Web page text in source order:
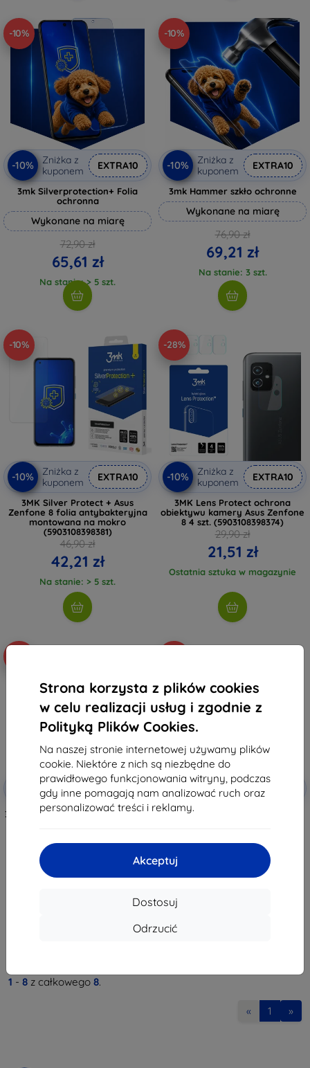
Strona korzysta z plików cookies
w celu realizacji usług i zgodnie z
Polityką Plików Cookies.
Na naszej stronie internetowej używamy plików
cookie. Niektóre z nich są niezbędne do
prawidłowego funkcjonowania witryny, podczas
gdy inne pomagają nam analizować ruch oraz
personalizować treści i reklamy.
Akceptuj
Dostosuj
Odrzucić
-10%
-10%
Zniżka z
kuponem
EXTRA10
3mk Silverprotection+ Folia
ochronna
Wykonane na miarę
72,90 zł
65,61 zł
Na stanie: > 5 szt.
-10%
-10%
Zniżka z
kuponem
EXTRA10
3mk Hammer szkło ochronne
Wykonane na miarę
76,90 zł
69,21 zł
Na stanie: 3 szt.
-10%
-10%
Zniżka z
kuponem
EXTRA10
3MK Silver Protect + Asus
Zenfone 8 folia antybakteryjna
montowana na mokro
(5903108398381)
46,90 zł
42,21 zł
Na stanie: > 5 szt.
-28%
-10%
Zniżka z
kuponem
EXTRA10
3MK Lens Protect ochrona
obiektywu kamery Asus Zenfone
8 4 szt. (5903108398374)
29,90 zł
21,51 zł
Ostatnia sztuka w magazynie
Zniżka z
kuponem
EXTRA10
3MK Foil ARC+ FS Asus Zenfone 8
Na stanie: > 5 szt.
-10%
Zniżka z
kuponem
3MK FlexibleGlass hybrydowe
38,90 zł
1 - 8 z całkowego 8.
« 1 »